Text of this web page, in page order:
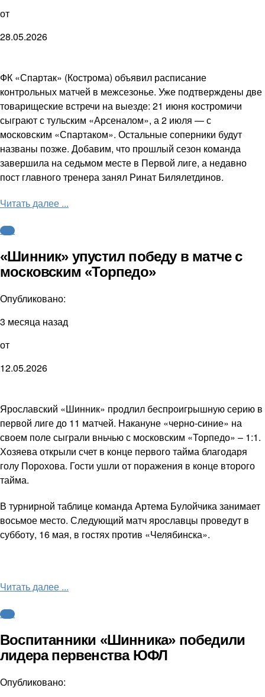
от
28.05.2026
ФК «Спартак» (Кострома) объявил расписание
контрольных матчей в межсезонье. Уже подтверждены две
товарищеские встречи на выезде: 21 июня костромичи
сыграют с тульским «Арсеналом», а 2 июля — с
московским «Спартаком». Остальные соперники будут
названы позже. Добавим, что прошлый сезон команда
завершила на седьмом месте в Первой лиге, а недавно
пост главного тренера занял Ринат Билялетдинов.
Читать далее ...
ФНЛ
«Шинник» упустил победу в матче с
московским «Торпедо»
Опубликовано:
3 месяца назад
от
12.05.2026
Ярославский «Шинник» продлил беспроигрышную серию в
первой лиге до 11 матчей. Накануне «черно-синие» на
своем поле сыграли вньчью с московским «Торпедо» – 1:1.
Хозяева открыли счет в конце первого тайма благодаря
голу Порохова. Гости ушли от поражения в конце второго
тайма.
В турнирной таблице команда Артема Булойчика занимает
восьмое место. Следующий матч ярославцы проведут в
субботу, 16 мая, в гостях против «Челябинска».
Читать далее ...
ФНЛ
Воспитанники «Шинника» победили
лидера первенства ЮФЛ
Опубликовано: